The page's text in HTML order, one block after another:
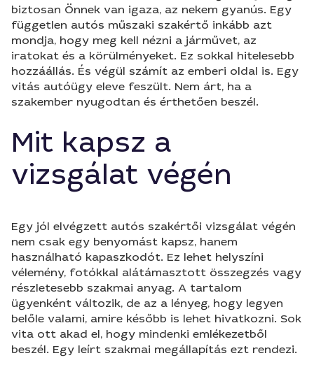
biztosan Önnek van igaza, az nekem gyanús. Egy
független autós műszaki szakértő inkább azt
mondja, hogy meg kell nézni a járművet, az
iratokat és a körülményeket. Ez sokkal hitelesebb
hozzáállás. És végül számít az emberi oldal is. Egy
vitás autóügy eleve feszült. Nem árt, ha a
szakember nyugodtan és érthetően beszél.
Mit kapsz a
vizsgálat végén
Egy jól elvégzett autós szakértői vizsgálat végén
nem csak egy benyomást kapsz, hanem
használható kapaszkodót. Ez lehet helyszíni
vélemény, fotókkal alátámasztott összegzés vagy
részletesebb szakmai anyag. A tartalom
ügyenként változik, de az a lényeg, hogy legyen
belőle valami, amire később is lehet hivatkozni. Sok
vita ott akad el, hogy mindenki emlékezetből
beszél. Egy leírt szakmai megállapítás ezt rendezi.